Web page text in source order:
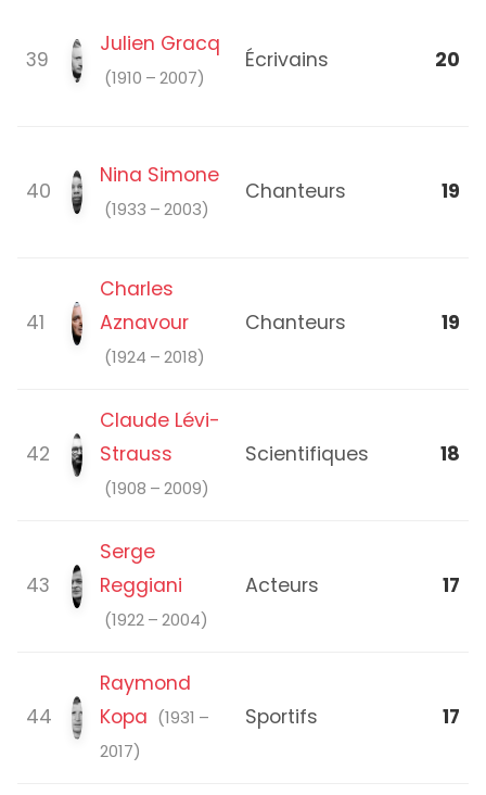
39
Julien Gracq
(1910 – 2007)
Écrivains 20
40
Nina Simone
(1933 – 2003)
Chanteurs 19
41
Charles
Aznavour
(1924 – 2018)
Chanteurs 19
42
Claude Lévi-
Strauss
(1908 – 2009)
Scientifiques 18
43
Serge
Reggiani
(1922 – 2004)
Acteurs 17
44
Raymond
Kopa (1931 –
2017)
Sportifs 17